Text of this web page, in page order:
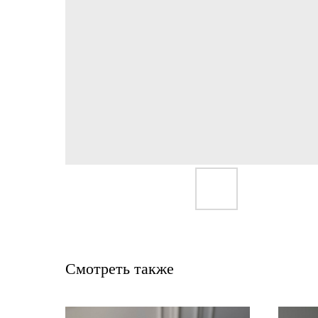
Смотреть также